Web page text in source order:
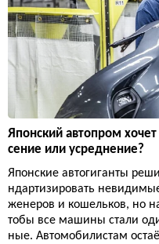
Японский автопром хочет
сение или усреднение?
Японские автогиганты
ндартизировать
женеров и кошельков, но
тобы все машины стали
ные. Автомобилистам